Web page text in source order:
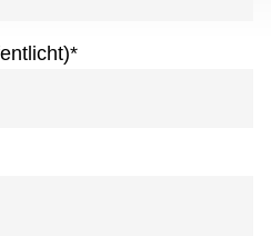
*